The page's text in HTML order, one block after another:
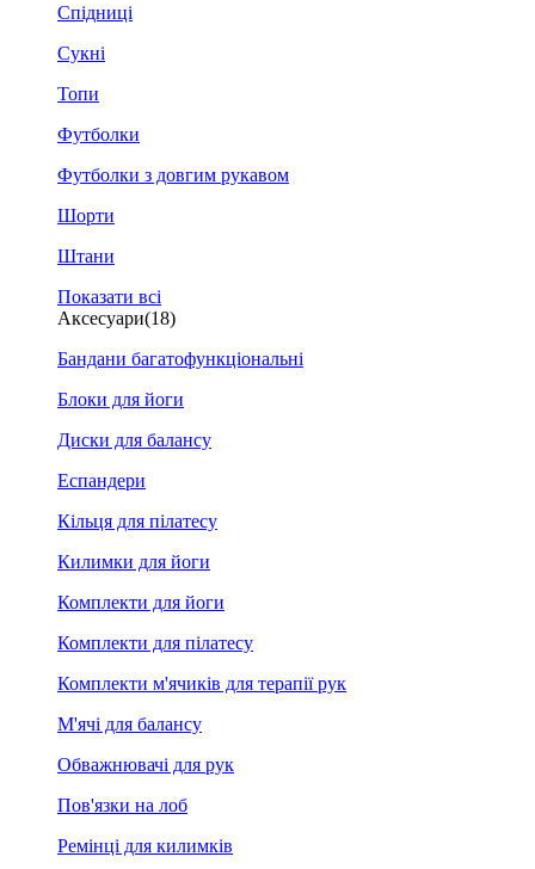
Спідниці
Сукні
Топи
Футболки
Футболки з довгим рукавом
Шорти
Штани
Показати всі
Аксесуари(18)
Бандани багатофункціональні
Блоки для йоги
Диски для балансу
Еспандери
Кільця для пілатесу
Килимки для йоги
Комплекти для йоги
Комплекти для пілатесу
Комплекти м'ячиків для терапії рук
М'ячі для балансу
Обважнювачі для рук
Пов'язки на лоб
Ремінці для килимків